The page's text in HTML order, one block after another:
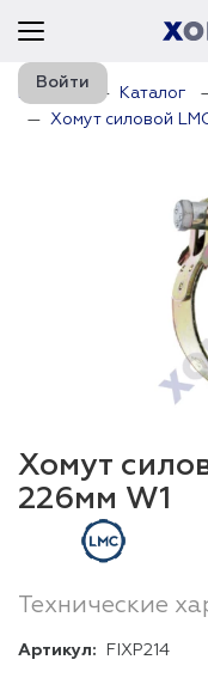
Войти
Главная Каталог
Хомут силовой
Хомут
226мм W1
Технические
Артикул: FIXP214